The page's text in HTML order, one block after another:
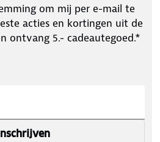
om mij per e-mail te
acties en kortingen uit de
ontvang 5.- cadeautegoed.*